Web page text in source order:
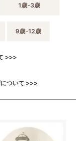
1歳-3歳
9歳-12歳
>>>
ついて >>>